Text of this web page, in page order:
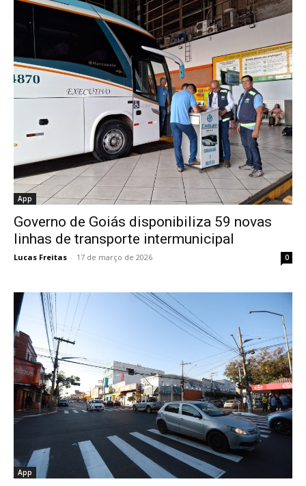
App
Governo de Goiás disponibiliza 59 novas
linhas de transporte intermunicipal
Lucas Freitas - 17 de março de 2026 0
App